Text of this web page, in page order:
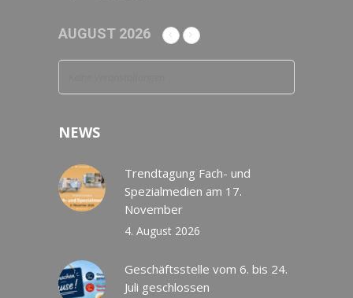
AUGUST 2026
NEWS
Trendtagung Fach- und
Spezialmedien am 17.
November
4. August 2026
Geschäftsstelle vom 6. bis 24.
Juli geschlossen